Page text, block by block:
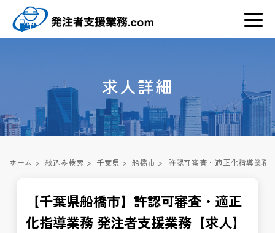
求人詳細
ホーム > 絞込み検索 > 千葉県 > 船橋市 > 許認可審査・適正化指導業務
【千葉県船橋市】許認可審査・適正
化指導業務 発注者支援業務【求人】